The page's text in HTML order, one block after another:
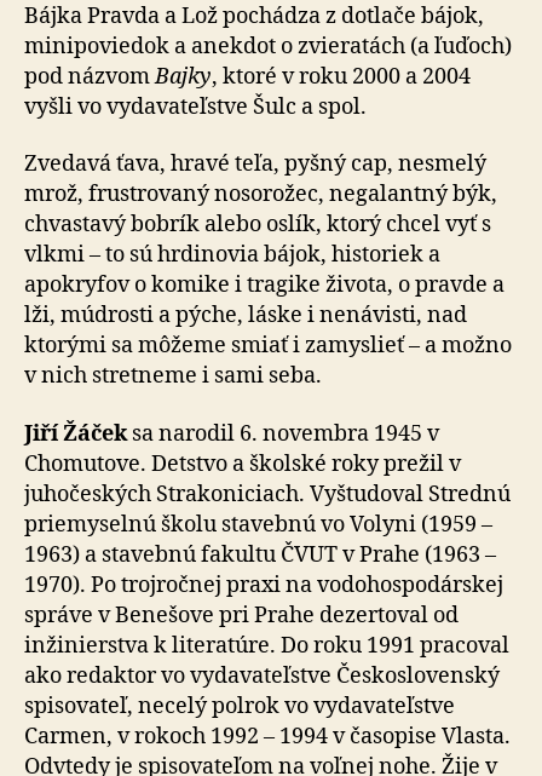
Bájka Pravda a Lož pochádza z dotlače bájok,
minipoviedok a anekdot o zvieratách (a ľuďoch)
pod názvomBajky, ktoré v roku 2000 a 2004
vyšli vo vydavateľstve Šulc a spol.
Zvedavá ťava, hravé teľa, pyšný cap, nesmelý
mrož, frustrovaný nosorožec, negalantný býk,
chvastavý bobrík alebo oslík, ktorý chcel vyť s
vlkmi – to sú hrdinovia bájok, historiek a
apokryfov o komike i tragike života, o pravde a
lži, múdrosti a pýche, láske i nenávisti, nad
ktorými sa môžeme smiať i zamyslieť – a možno
v nich stretneme i sami seba.
Jiří Žáčeksa narodil 6. novembra 1945 v
Chomutove. Detstvo a školské roky prežil v
juhočeských Strakoniciach. Vyštudoval Strednú
priemyselnú školu stavebnú vo Volyni (1959 –
1963) a stavebnú fakultu ČVUT v Prahe (1963 –
1970). Po trojročnej praxi na vodohospodárskej
správe v Benešove pri Prahe dezertoval od
inžinierstva k literatúre. Do roku 1991 pracoval
ako redaktor vo vydavateľstve Československý
spisovateľ, necelý polrok vo vydavateľstve
Carmen, v rokoch 1992 – 1994 v časopise Vlasta.
Odvtedy je spisovateľom na voľnej nohe. Žije v